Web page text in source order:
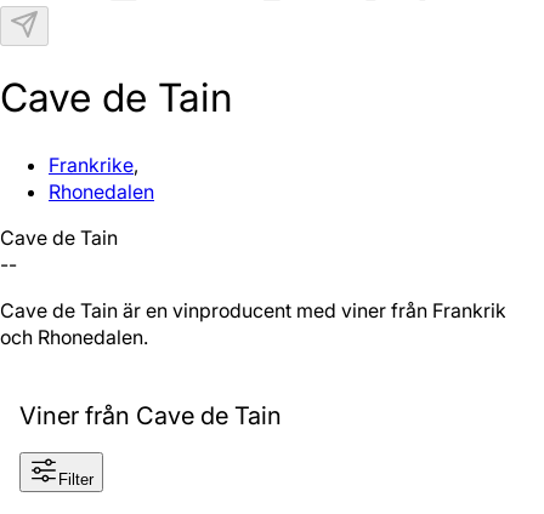
Cave de Tain
Frankrike,
Rhonedalen
Cave de Tain
--
Cave de Tain är en vinproducent med viner från Frankrike
och Rhonedalen.
Viner från Cave de Tain
Filter